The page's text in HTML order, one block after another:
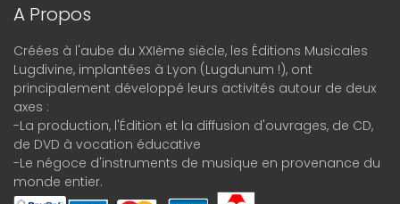
A Propos
Créées à l'aube du XXIème siècle, les Éditions Musicales
Lugdivine, implantées à Lyon (Lugdunum !), ont
principalement développé leurs activités autour de deux
axes :
-La production, l'Édition et la diffusion d'ouvrages, de CD,
de DVD à vocation éducative
-Le négoce d'instruments de musique en provenance du
monde entier.